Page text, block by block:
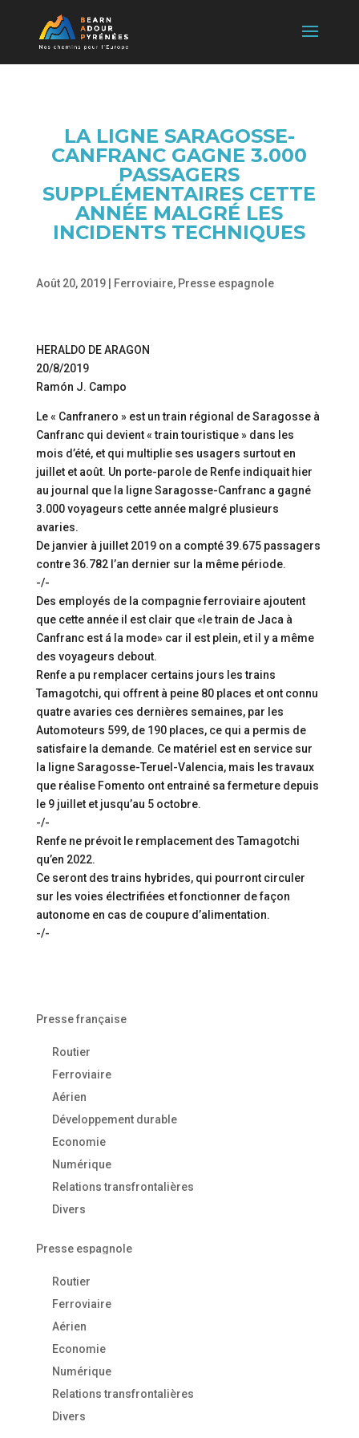
LA LIGNE SARAGOSSE-
CANFRANC GAGNE 3.000
PASSAGERS
SUPPLÉMENTAIRES CETTE
ANNÉE MALGRÉ LES
INCIDENTS TECHNIQUES
Août 20, 2019| Ferroviaire, Presse espagnole
HERALDO DE ARAGON
20/8/2019
Ramón J. Campo
Le « Canfranero » est un train régional de Saragosse à
Canfranc qui devient « train touristique » dans les
mois d’été, et qui multiplie ses usagers surtout en
juillet et août. Un porte-parole de Renfe indiquait hier
au journal que la ligne Saragosse-Canfranc a gagné
3.000 voyageurs cette année malgré plusieurs
avaries.
De janvier à juillet 2019 on a compté 39.675 passagers
contre 36.782 l’an dernier sur la même période.
-/-
Des employés de la compagnie ferroviaire ajoutent
que cette année il est clair que «le train de Jaca à
Canfranc est á la mode» car il est plein, et il y a même
des voyageurs debout.
Renfe a pu remplacer certains jours les trains
Tamagotchi, qui offrent à peine 80 places et ont connu
quatre avaries ces dernières semaines, par les
Automoteurs 599, de 190 places, ce qui a permis de
satisfaire la demande. Ce matériel est en service sur
la ligne Saragosse-Teruel-Valencia, mais les travaux
que réalise Fomento ont entrainé sa fermeture depuis
le 9 juillet et jusqu’au 5 octobre.
-/-
Renfe ne prévoit le remplacement des Tamagotchi
qu’en 2022.
Ce seront des trains hybrides, qui pourront circuler
sur les voies électrifiées et fonctionner de façon
autonome en cas de coupure d’alimentation.
-/-
Presse française
Routier
Ferroviaire
Aérien
Développement durable
Economie
Numérique
Relations transfrontalières
Divers
Presse espagnole
Routier
Ferroviaire
Aérien
Economie
Numérique
Relations transfrontalières
Divers